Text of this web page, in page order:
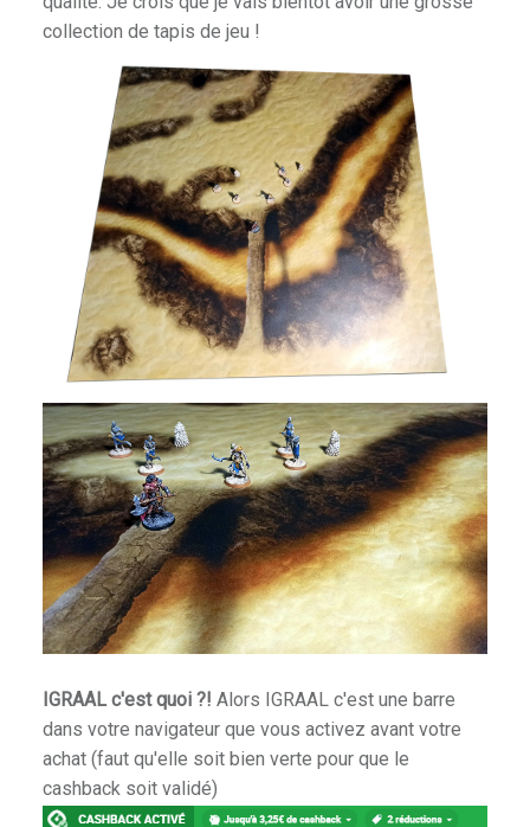
Deep
collection de tapis de jeu !
IGRAAL c'est quoi ?! Alors IGRAAL c'est une barre
dans votre navigateur que vous activez avant votre
achat (faut qu'elle soit bien verte pour que le
cashback soit validé)